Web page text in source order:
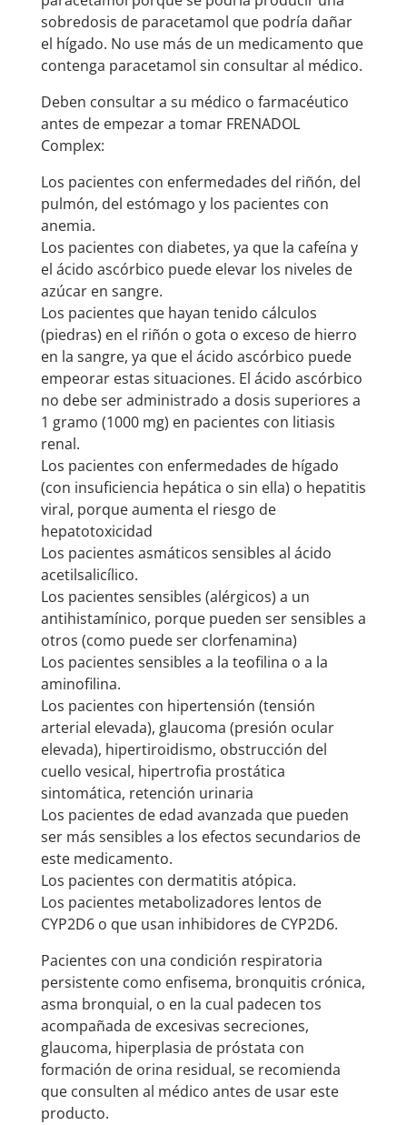
sobredosis de paracetamol que podría dañar
el hígado. No use más de un medicamento que
contenga paracetamol sin consultar al médico.
Deben consultar a su médico o farmacéutico
antes de empezar a tomar FRENADOL
Complex:
Los pacientes con enfermedades del riñón, del
pulmón, del estómago y los pacientes con
anemia.
Los pacientes con diabetes, ya que la cafeína y
el ácido ascórbico puede elevar los niveles de
azúcar en sangre.
Los pacientes que hayan tenido cálculos
(piedras) en el riñón o gota o exceso de hierro
en la sangre, ya que el ácido ascórbico puede
empeorar estas situaciones. El ácido ascórbico
no debe ser administrado a dosis superiores a
1 gramo (1000 mg) en pacientes con litiasis
renal.
Los pacientes con enfermedades de hígado
(con insuficiencia hepática o sin ella) o hepatitis
viral, porque aumenta el riesgo de
hepatotoxicidad
Los pacientes asmáticos sensibles al ácido
acetilsalicílico.
Los pacientes sensibles (alérgicos) a un
antihistamínico, porque pueden ser sensibles a
otros (como puede ser clorfenamina)
Los pacientes sensibles a la teofilina o a la
aminofilina.
Los pacientes con hipertensión (tensión
arterial elevada), glaucoma (presión ocular
elevada), hipertiroidismo, obstrucción del
cuello vesical, hipertrofia prostática
sintomática, retención urinaria
Los pacientes de edad avanzada que pueden
ser más sensibles a los efectos secundarios de
este medicamento.
Los pacientes con dermatitis atópica.
Los pacientes metabolizadores lentos de
CYP2D6 o que usan inhibidores de CYP2D6.
Pacientes con una condición respiratoria
persistente como enfisema, bronquitis crónica,
asma bronquial, o en la cual padecen tos
acompañada de excesivas secreciones,
glaucoma, hiperplasia de próstata con
formación de orina residual, se recomienda
que consulten al médico antes de usar este
producto.